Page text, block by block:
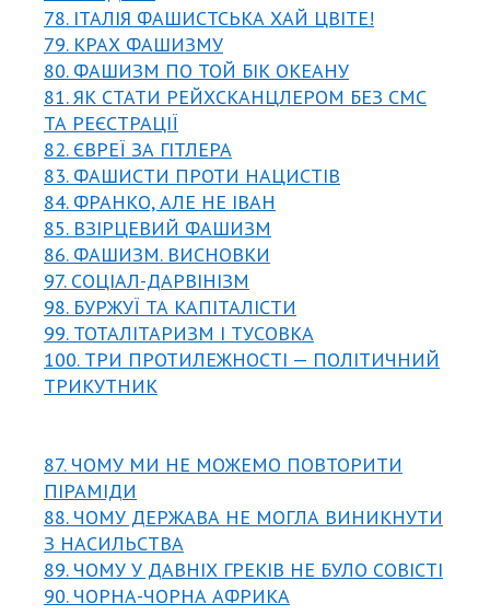
78. ІТАЛІЯ ФАШИСТСЬКА ХАЙ ЦВІТЕ!
79. КРАХ ФАШИЗМУ
80. ФАШИЗМ ПО ТОЙ БІК ОКЕАНУ
81. ЯК СТАТИ РЕЙХСКАНЦЛЕРОМ БЕЗ СМС
ТА РЕЄСТРАЦІЇ
82. ЄВРЕЇ ЗА ГІТЛЕРА
83. ФАШИСТИ ПРОТИ НАЦИСТІВ
84. ФРАНКО, АЛЕ НЕ ІВАН
85. ВЗІРЦЕВИЙ ФАШИЗМ
86. ФАШИЗМ. ВИСНОВКИ
97. СОЦІАЛ-ДАРВІНІЗМ
98. БУРЖУЇ ТА КАПІТАЛІСТИ
99. ТОТАЛІТАРИЗМ І ТУСОВКА
100. ТРИ ПРОТИЛЕЖНОСТІ — ПОЛІТИЧНИЙ
ТРИКУТНИК
87. ЧОМУ МИ НЕ МОЖЕМО ПОВТОРИТИ
ПІРАМІДИ
88. ЧОМУ ДЕРЖАВА НЕ МОГЛА ВИНИКНУТИ
З НАСИЛЬСТВА
89. ЧОМУ У ДАВНІХ ГРЕКІВ НЕ БУЛО СОВІСТІ
90. ЧОРНА-ЧОРНА АФРИКА